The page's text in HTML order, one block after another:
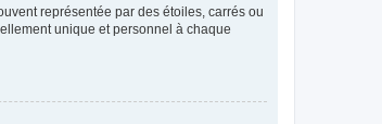
représentée par des étoiles, carrés ou
unique et personnel à chaque